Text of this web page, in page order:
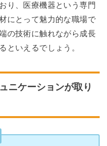
り、医療機器という専門
にとって魅力的な職場で
の技術に触れながら成長
といえるでしょう。
ニケーションが取り